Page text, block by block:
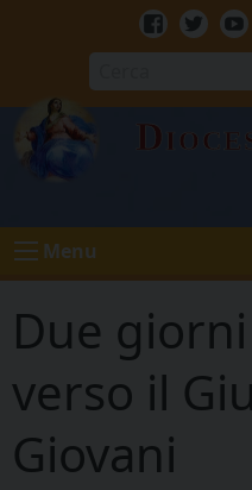
Facebook
Menu
Due
verso il
Giovani